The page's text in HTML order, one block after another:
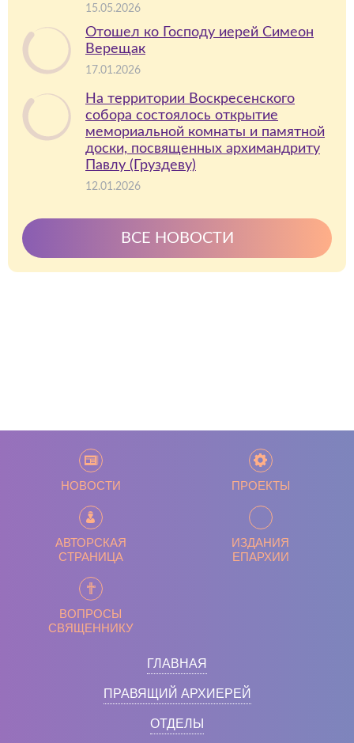
15.05.2026
Отошел ко Господу иерей Симеон
Верещак
17.01.2026
На территории Воскресенского
собора состоялось открытие
мемориальной комнаты и памятной
доски, посвященных архимандриту
Павлу (Груздеву)
12.01.2026
ВСЕ НОВОСТИ
НОВОСТИ ПРОЕКТЫ
АВТОРСКАЯ
СТРАНИЦА
ИЗДАНИЯ
ЕПАРХИИ
ВОПРОСЫ
СВЯЩЕННИКУ
ГЛАВНАЯ
ПРАВЯЩИЙ АРХИЕРЕЙ
ОТДЕЛЫ